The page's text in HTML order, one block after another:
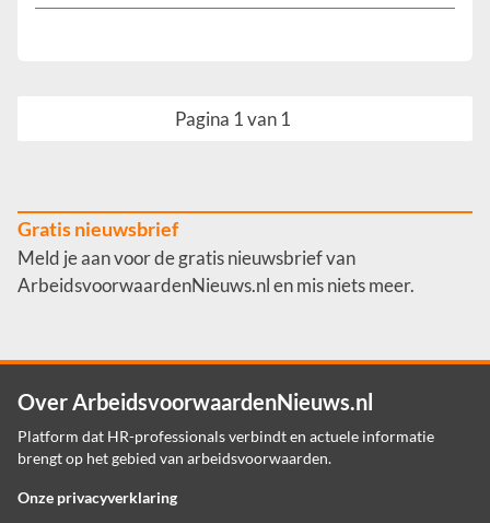
Pagina 1 van 1
Gratis nieuwsbrief
Meld je aan voor de gratis nieuwsbrief van
ArbeidsvoorwaardenNieuws.nl en mis niets meer.
Over ArbeidsvoorwaardenNieuws.nl
Platform dat HR-professionals verbindt en actuele informatie
brengt op het gebied van arbeidsvoorwaarden.
Onze privacyverklaring